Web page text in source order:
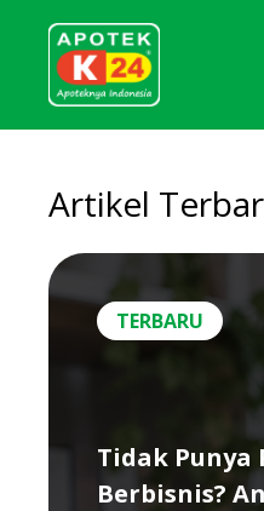
Artikel
Tidak Punya
Berbisnis?
TERBARU